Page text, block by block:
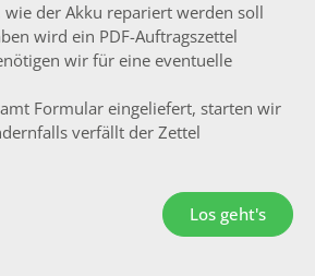
der Akku repariert werden soll
wird ein PDF-Auftragszettel
wir für eine eventuelle
Formular eingeliefert, starten wir
verfällt der Zettel
Los geht's